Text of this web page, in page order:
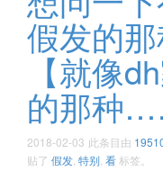
假发的
【就像
的那种
2018-02-03 此条目由
贴了 假发 特别 看标签。